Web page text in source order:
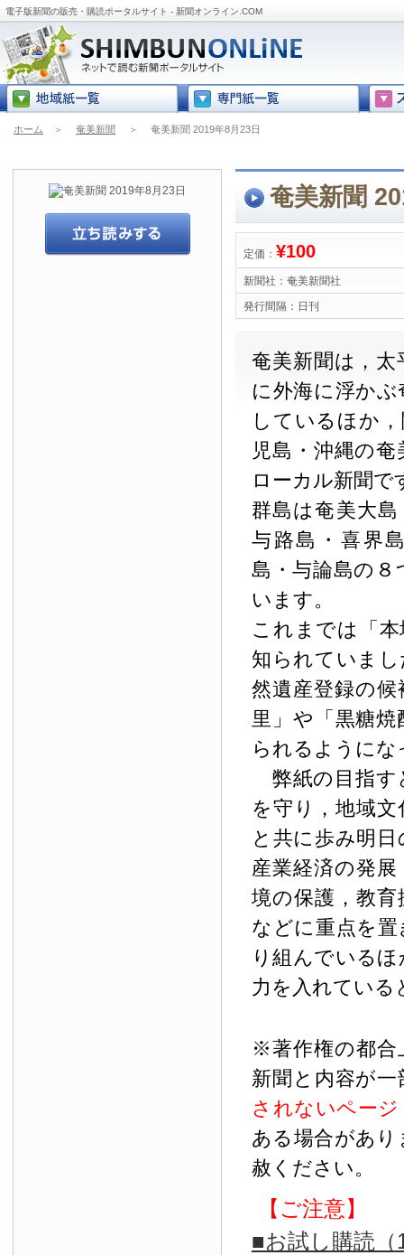
電子版新聞の販売・購読ポータルサイト - 新聞オンライン.COM
ホーム ＞ 奄美新聞 ＞ 奄美新聞 2019年8月23日
奄美新聞
定価： ¥100
新聞社： 奄美新聞社
発行間隔： 日刊
奄美新聞は，
に外海に浮か
しているほか
児島・沖縄の
ローカル新聞で
群島は奄美大
与路島・喜界
島・与論島の
います。
これまでは「
知られていま
然遺産登録の
里」や「黒糖
られるように
弊紙の目指す
を守り，地域
と共に歩み明
産業経済の発
境の保護，教
などに重点を
り組んでいる
力を入れている
※著作権の都合
新聞と内容が
されないペー
ある場合があ
赦ください。
【ご注意】
■お試し購読